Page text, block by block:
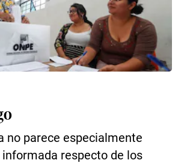
no parece especialmente
respecto de los